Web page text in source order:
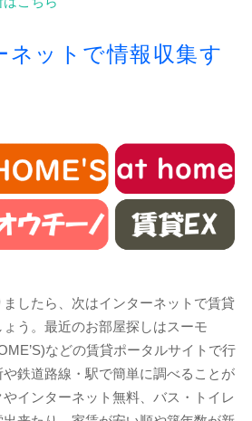
ネットで情報収集す
したら、次はインターネットで賃貸
う。最近のお部屋探しはスーモ
などの賃貸ポータルサイトで行
鉄道路線・駅で簡単に調べることが
インターネット無料、バス・トイレ